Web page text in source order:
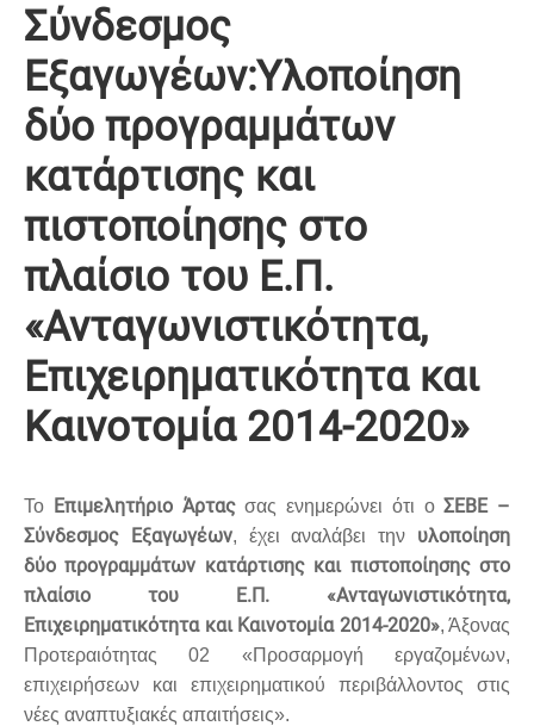
Σύνδεσμος
Εξαγωγέων:Υλοποίηση
δύο προγραμμάτων
κατάρτισης και
πιστοποίησης στο
πλαίσιο του Ε.Π.
«Ανταγωνιστικότητα,
Επιχειρηματικότητα και
Καινοτομία 2014-2020»
Το Επιμελητήριο Άρταςσας ενημερώνει ότι οΣΕΒΕ –
Σύνδεσμος Εξαγωγέων, έχει αναλάβει την υλοποίηση
δύο προγραμμάτων κατάρτισης και πιστοποίησης στο
πλαίσιο του Ε.Π. «Ανταγωνιστικότητα,
Επιχειρηματικότητα και Καινοτομία 2014-2020», Άξονας
Προτεραιότητας 02 «Προσαρμογή εργαζομένων,
επιχειρήσεων και επιχειρηματικού περιβάλλοντος στις
νέες αναπτυξιακές απαιτήσεις».